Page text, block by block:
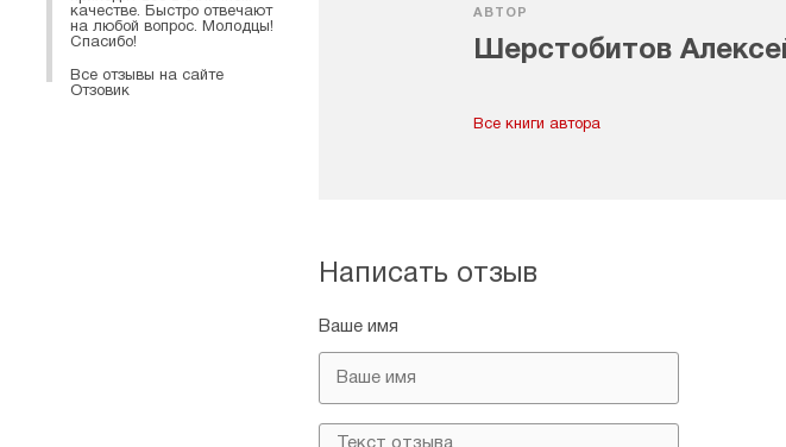
АВТОР
Шерстобитов
Все книги автора
Написать отзыв
Ваше имя
качестве. Быстро отвечают
на любой вопрос. Молодцы!
Спасибо!
Все отзывы на сайте
Отзовик